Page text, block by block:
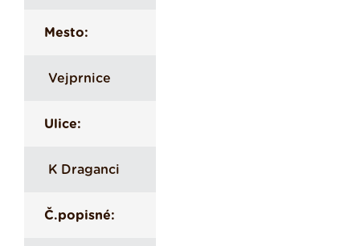
Mesto:
Vejprnice
Ulice:
K Draganci
Č.popisné: